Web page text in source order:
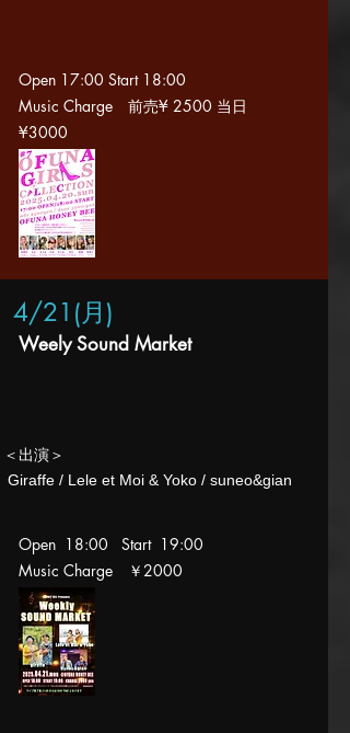
Open 17:00 Start 18:00
Music Charge 前売¥ 2500 当日
¥3000
4/21(月 )
Weely Sound Market
​＜出演＞
​ Giraffe / Lele et Moi & Yoko / suneo&gian
Open 18:00 Start 19:00
Music Charge ￥2000